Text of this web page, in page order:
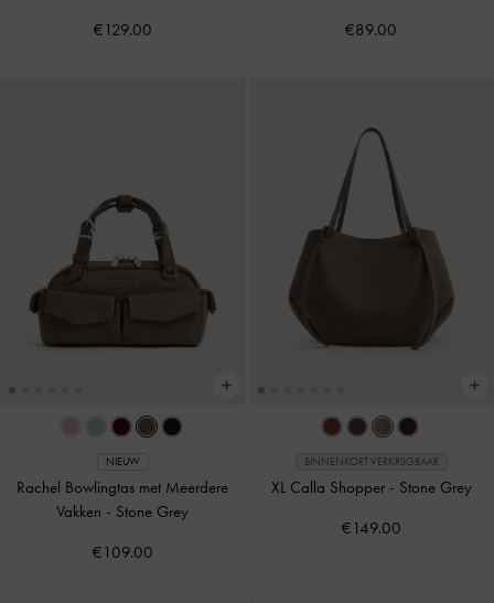
€129.00 €89.00
NIEUW
Rachel Bowlingtas met Meerdere
Vakken - Stone Grey
€109.00
BINNENKORT VERKRIJGBAAR
XL Calla Shopper - Stone Grey
€149.00